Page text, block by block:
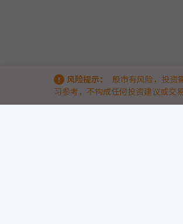
风险提示：
股市有风险，投资
习参考，不构成任何投资建议或交